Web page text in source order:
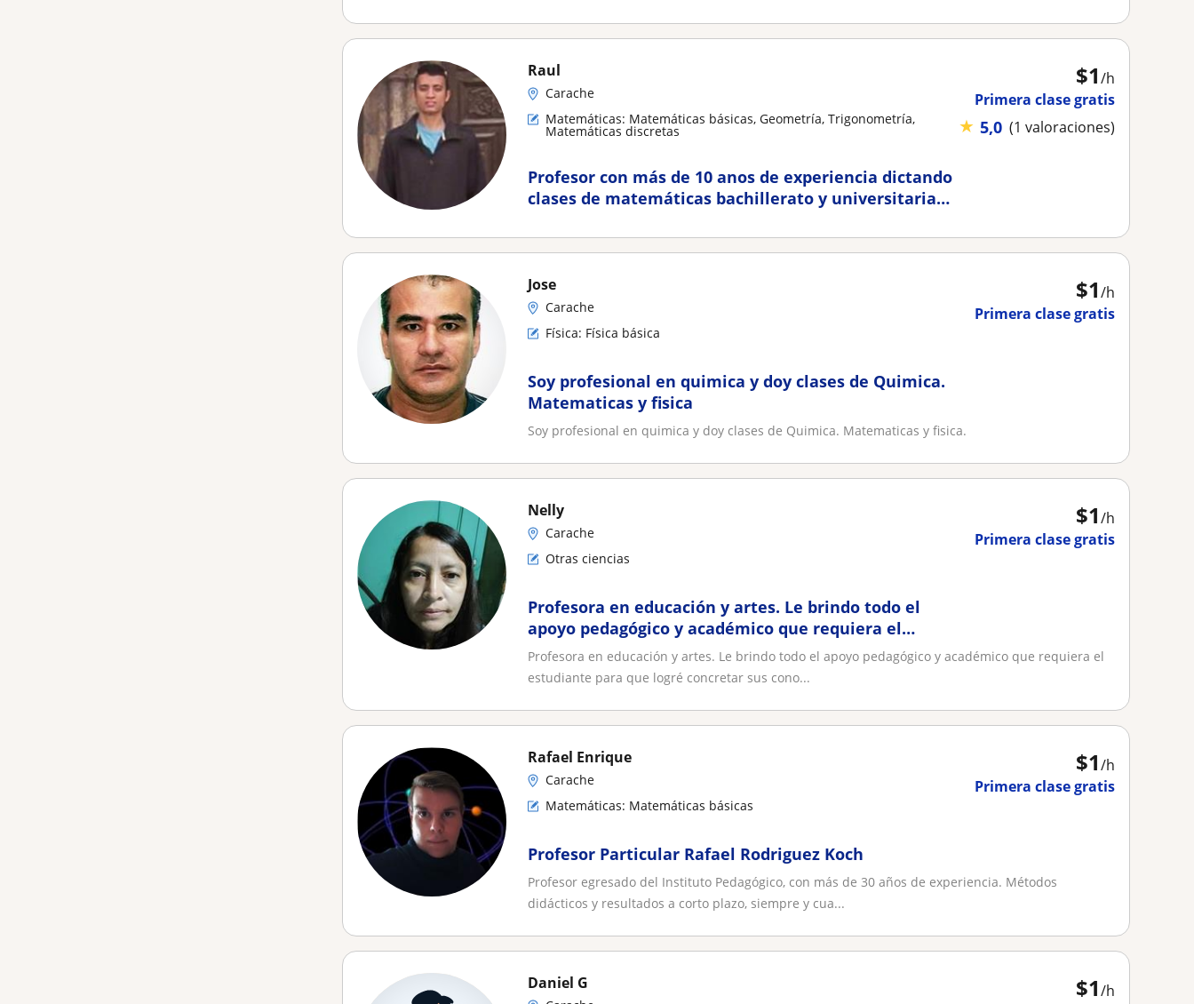
$1/h
Primera clase gratis
★ 5,0 (1 valoraciones)
Raul
Carache
Matemáticas: Matemáticas básicas, Geometría, Trigonometría,
Matemáticas discretas
Profesor con más de 10 anos de experiencia dictando
clases de matemáticas bachillerato y universitaria
$1/h
Primera clase gratis
Jose
Carache
Física: Física básica
Soy profesional en quimica y doy clases de Quimica.
Matematicas y fisica
Soy profesional en quimica y doy clases de Quimica. Matematicas y fisica.
$1/h
Primera clase gratis
Nelly
Carache
Otras ciencias
Profesora en educación y artes. Le brindo todo el
apoyo pedagógico y académico que requiera el
estudiante para que logré concretar sus
conocimientos, reforzamiento de contenidos de
diversas áreas, elaboración láminas, construcción
maquetas, redacción, ort
Profesora en educación y artes. Le brindo todo el apoyo pedagógico y académico que requiera el
estudiante para que logré concretar sus cono...
$1/h
Primera clase gratis
Rafael Enrique
Carache
Matemáticas: Matemáticas básicas
Profesor Particular Rafael Rodriguez Koch
Profesor egresado del Instituto Pedagógico, con más de 30 años de experiencia. Métodos
didácticos y resultados a corto plazo, siempre y cua...
$1/h
Daniel G